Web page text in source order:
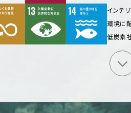
インテリ
環境に
低炭素